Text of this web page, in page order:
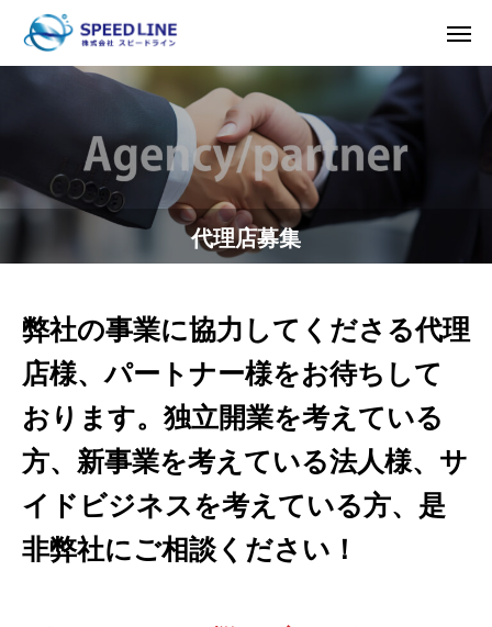
代理店募集
弊社の事業に協力してくださる代理
店様、パートナー様をお待ちして
おります。独立開業を考えている
方、新事業を考えている法人様、サ
イドビジネスを考えている方、是
非弊社にご相談ください！